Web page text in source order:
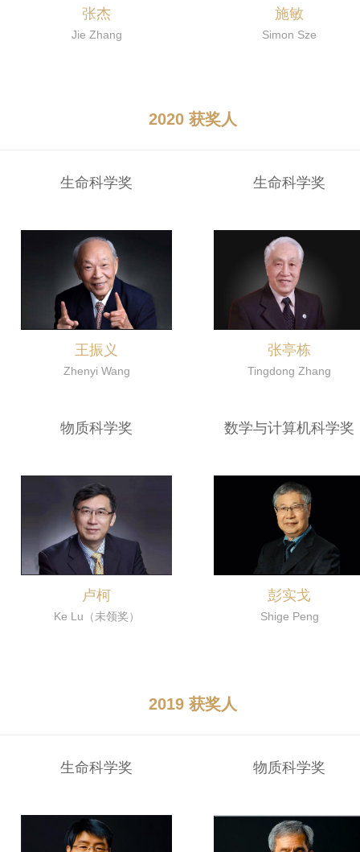
张杰
Jie Zhang
施敏
Simon Sze
2020 获奖人
生命科学奖
王振义
Zhenyi Wang
生命科学奖
张亭栋
Tingdong Zhang
物质科学奖
卢柯
Ke Lu（未领奖）
数学与计算机科学奖
彭实戈
Shige Peng
2019 获奖人
生命科学奖 物质科学奖